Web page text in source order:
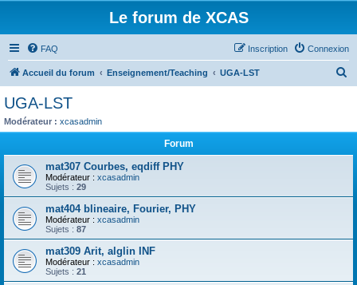
Le forum de XCAS
FAQ Connexion
Inscription
Accueil du forum Enseignement/Teaching UGA-LST
UGA-LST
Modérateur : xcasadmin
Forum
mat307 Courbes, eqdiff PHY
Modérateur : xcasadmin
Sujets : 29
mat404 blineaire, Fourier, PHY
Modérateur : xcasadmin
Sujets : 87
mat309 Arit, alglin INF
Modérateur : xcasadmin
Sujets : 21